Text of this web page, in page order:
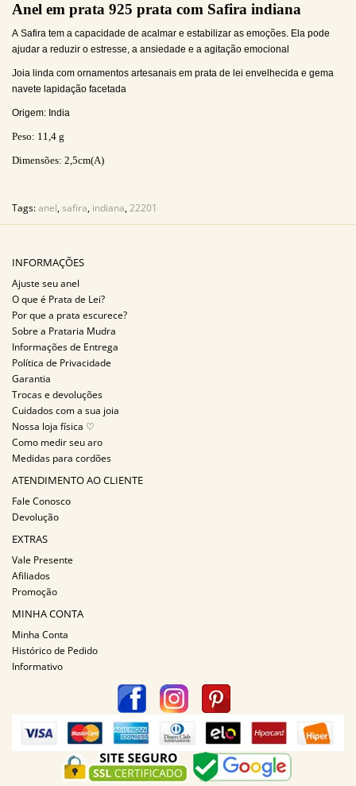
Anel em prata 925 prata com Safira indiana
A Safira tem a capacidade de acalmar e estabilizar as emoções. Ela pode
ajudar a reduzir o estresse, a ansiedade e a agitação emocional
Joia linda com ornamentos artesanais em prata de lei envelhecida e gema
navete lapidação facetada
Origem: India
Peso: 11,4 g
Dimensões: 2,5cm(A)
Tags:anel,safira, indiana,22201
INFORMAÇÕES
Ajuste seu anel
O que é Prata de Lei?
Por que a prata escurece?
Sobre a Prataria Mudra
Informações de Entrega
Política de Privacidade
Garantia
Trocas e devoluções
Cuidados com a sua joia
Nossa loja física ♡
Como medir seu aro
Medidas para cordões
ATENDIMENTO AO CLIENTE
Fale Conosco
Devolução
EXTRAS
Vale Presente
Afiliados
Promoção
MINHA CONTA
Minha Conta
Histórico de Pedido
Informativo